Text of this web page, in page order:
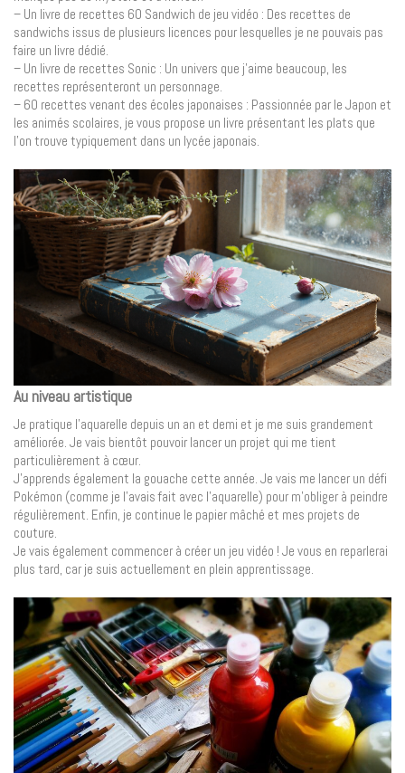
– Un livre de recettes 60 Sandwich de jeu vidéo : Des recettes de
sandwichs issus de plusieurs licences pour lesquelles je ne pouvais pas
faire un livre dédié.
– Un livre de recettes Sonic : Un univers que j’aime beaucoup, les
recettes représenteront un personnage.
– 60 recettes venant des écoles japonaises : Passionnée par le Japon et
les animés scolaires, je vous propose un livre présentant les plats que
l’on trouve typiquement dans un lycée japonais.
Au niveau artistique
Je pratique l’aquarelle depuis un an et demi et je me suis grandement
améliorée. Je vais bientôt pouvoir lancer un projet qui me tient
particulièrement à cœur.
J’apprends également la gouache cette année. Je vais me lancer un défi
Pokémon (comme je l’avais fait avec l’aquarelle) pour m’obliger à peindre
régulièrement. Enfin, je continue le papier mâché et mes projets de
couture.
Je vais également commencer à créer un jeu vidéo ! Je vous en reparlerai
plus tard, car je suis actuellement en plein apprentissage.